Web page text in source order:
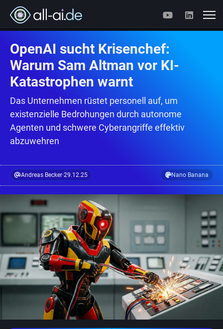
OpenAI sucht Krisenchef:
Warum Sam Altman vor KI-
Katastrophen warnt
Das Unternehmen rüstet personell auf, um
existenzielle Bedrohungen durch autonome
Agenten und schwere Cyberangriffe effektiv
abzuwehren
Andreas Becker·29.12.25 Nano Banana